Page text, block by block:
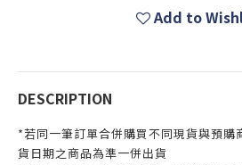
Add to
DESCRIPTION
*若同一筆訂單合併購買不同現貨與預購
貨日期之商品為準一併出貨